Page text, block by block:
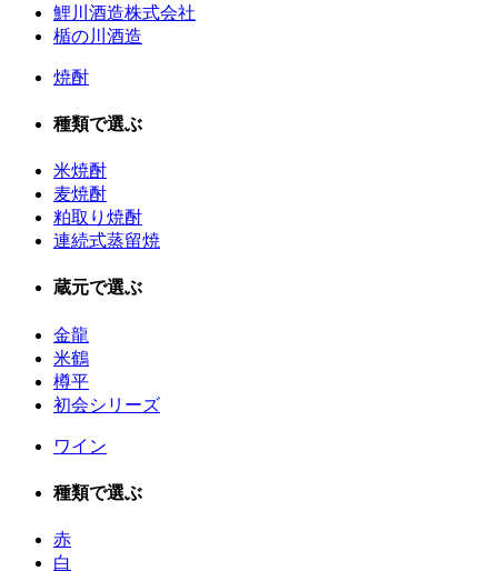
鯉川酒造株式会社
楯の川酒造
焼酎
種類で選ぶ
米焼酎
麦焼酎
粕取り焼酎
連続式蒸留焼
蔵元で選ぶ
金龍
米鶴
樽平
初会シリーズ
ワイン
種類で選ぶ
赤
白